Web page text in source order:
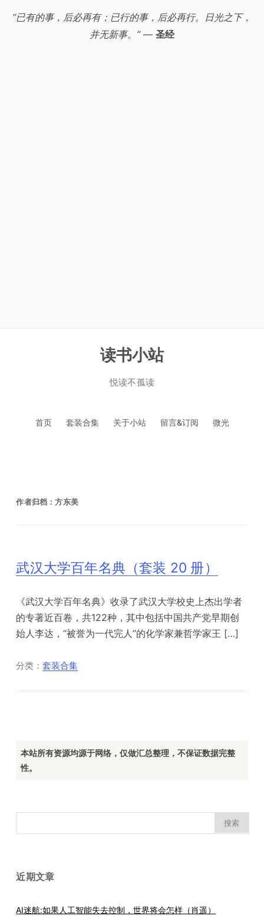
“已有的事，后必再有；已行的事，后必再行。日光之下，
并无新事。”— 圣经
读书小站
悦读不孤读
首页 套装合集 关于小站 留言&订阅 微光
作者归档：方东美
武汉大学百年名典（套装 20 册）
《武汉大学百年名典》收录了武汉大学校史上杰出学者
的专著近百卷，共122种，其中包括中国共产党早期创
始人李达，“被誉为一代完人”的化学家兼哲学家王 […]
分类：套装合集
本站所有资源均源于网络，仅做汇总整理，不保证数据完整
性。
索：
近期文章
AI迷航:如果人工智能失去控制，世界将会怎样（肖遥）